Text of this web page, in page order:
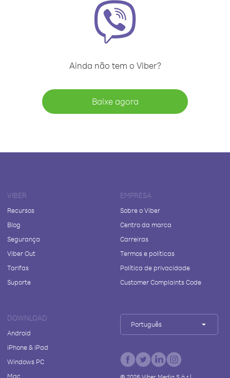
Ainda não tem o Viber?
Baixe agora
VIBER
Recursos
Blog
Segurança
Viber Out
Tarifas
Suporte
EMPRESA
Sobre o Viber
Centro da marca
Carreiras
Termos e políticas
Política de privacidade
Customer Complaints Code
DOWNLOAD
Android
iPhone & iPad
Windows PC
Mac
Português